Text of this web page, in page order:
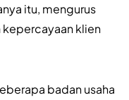
itu, mengurus
klien
badan usaha